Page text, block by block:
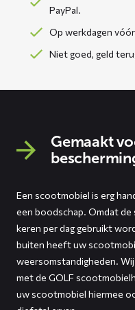
PayPal.
Op werkdagen
Niet goed, geld
Gemaakt
Een scootmobiel is erg
een boodschap. Omdat
keren per dag gebruikt
buiten heeft uw
weersomstandigheden.
met de GOLF
uw scootmobiel hiermee